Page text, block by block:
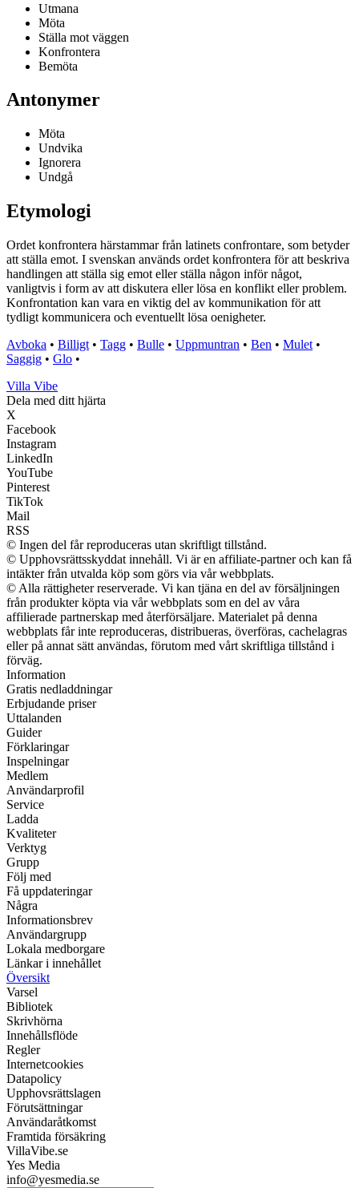
Utmana
Möta
Ställa mot väggen
Konfrontera
Bemöta
Antonymer
Möta
Undvika
Ignorera
Undgå
Etymologi
Ordet konfrontera härstammar från latinets confrontare, som betyder
att ställa emot. I svenskan används ordet konfrontera för att beskriva
handlingen att ställa sig emot eller ställa någon inför något,
vanligtvis i form av att diskutera eller lösa en konflikt eller problem.
Konfrontation kan vara en viktig del av kommunikation för att
tydligt kommunicera och eventuellt lösa oenigheter.
Avboka • Billigt • Tagg • Bulle • Uppmuntran • Ben • Mulet •
Saggig • Glo •
Villa Vibe
Dela med ditt hjärta
X
Facebook
Instagram
LinkedIn
YouTube
Pinterest
TikTok
Mail
RSS
© Ingen del får reproduceras utan skriftligt tillstånd.
© Upphovsrättsskyddat innehåll. Vi är en affiliate-partner och kan få
intäkter från utvalda köp som görs via vår webbplats.
© Alla rättigheter reserverade. Vi kan tjäna en del av försäljningen
från produkter köpta via vår webbplats som en del av våra
affilierade partnerskap med återförsäljare. Materialet på denna
webbplats får inte reproduceras, distribueras, överföras, cachelagras
eller på annat sätt användas, förutom med vårt skriftliga tillstånd i
förväg.
Information
Gratis nedladdningar
Erbjudande priser
Uttalanden
Guider
Förklaringar
Inspelningar
Medlem
Användarprofil
Service
Ladda
Kvaliteter
Verktyg
Grupp
Följ med
Få uppdateringar
Några
Informationsbrev
Användargrupp
Lokala medborgare
Länkar i innehållet
Översikt
Varsel
Bibliotek
Skrivhörna
Innehållsflöde
Regler
Internetcookies
Datapolicy
Upphovsrättslagen
Förutsättningar
Användaråtkomst
Framtida försäkring
VillaVibe.se
Yes Media
info@yesmedia.se